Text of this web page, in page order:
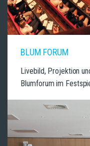
BLUM FORUM
Livebild, Projektion
Blumforum im